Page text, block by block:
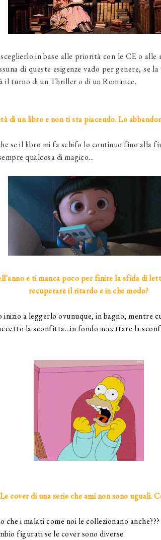
in base alle priorità con le CE o alle
di queste esigenze vado per genere, se
il turno di un Thriller o di un Romance.
di un libro e non ti sta piacendo. Lo
se il libro mi fa schifo lo continuo fino alla
qualcosa di magico...
e ti manca poco per finire la sfida di
recuperare il ritardo e in che modo?
inizio a leggerlo ovunuque, in bagno, mentre
la sconfitta...in fondo accettare la
cover di una serie che ami non sono uguali.
che i malati come noi le collezionano
figurati se le cover sono diverse